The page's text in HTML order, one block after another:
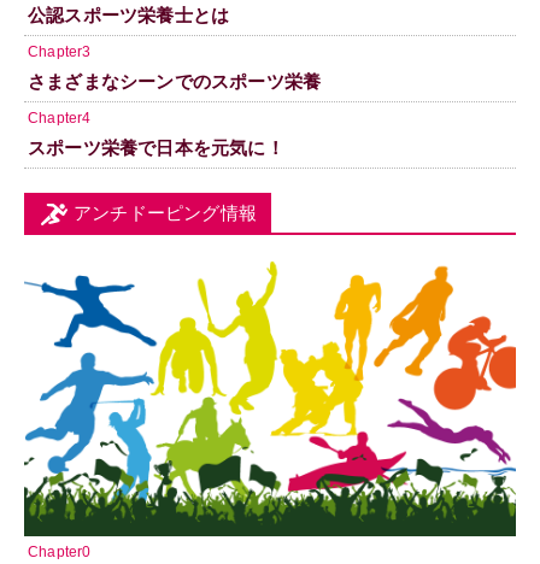
公認スポーツ栄養士とは
Chapter3
さまざまなシーンでのスポーツ栄養
Chapter4
スポーツ栄養で日本を元気に！
アンチドーピング情報
Chapter0